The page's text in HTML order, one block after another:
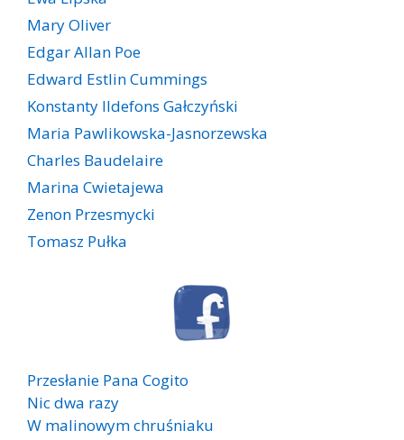
Mary Oliver
Edgar Allan Poe
Edward Estlin Cummings
Konstanty Ildefons Gałczyński
Maria Pawlikowska-Jasnorzewska
Charles Baudelaire
Marina Cwietajewa
Zenon Przesmycki
Tomasz Pułka
Przesłanie Pana Cogito
Nic dwa razy
W malinowym chruśniaku